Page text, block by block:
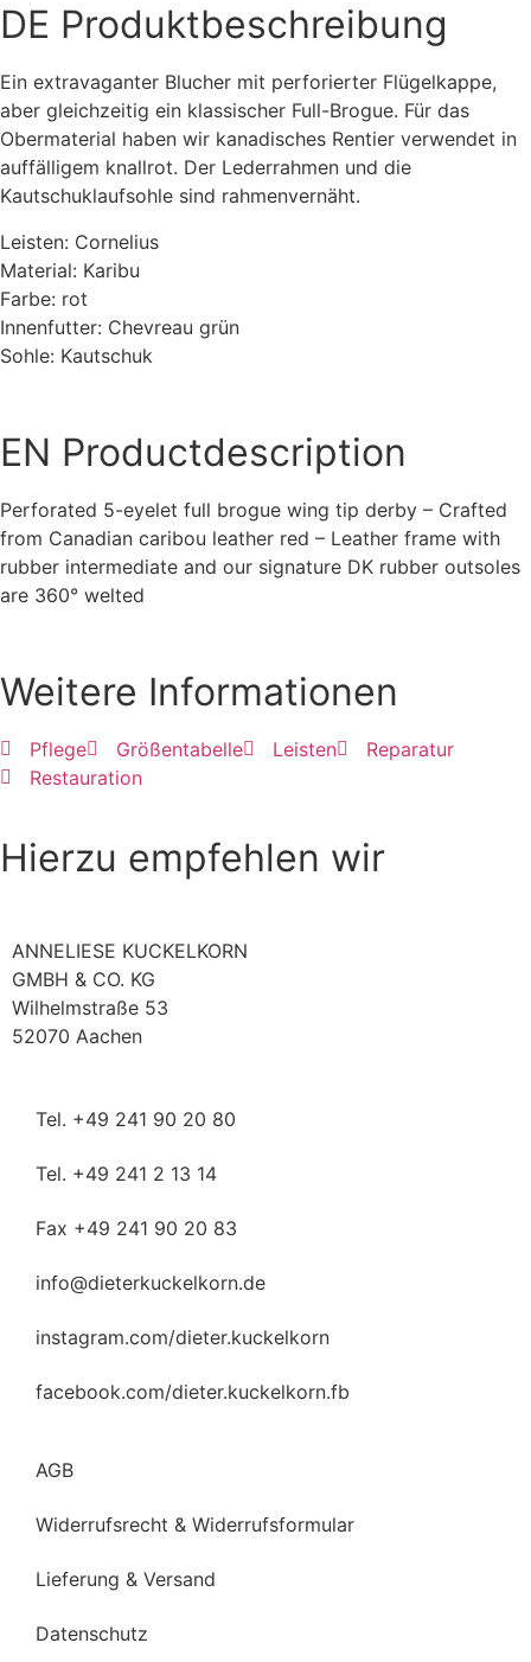
DE Produktbeschreibung
Ein extravaganter Blucher mit perforierter Flügelkappe,
aber gleichzeitig ein klassischer Full-Brogue. Für das
Obermaterial haben wir kanadisches Rentier verwendet in
auffälligem knallrot. Der Lederrahmen und die
Kautschuklaufsohle sind rahmenvernäht.
Leisten: Cornelius
Material: Karibu
Farbe: rot
Innenfutter: Chevreau grün
Sohle: Kautschuk
EN Productdescription
Perforated 5-eyelet full brogue wing tip derby – Crafted
from Canadian caribou leather red – Leather frame with
rubber intermediate and our signature DK rubber outsoles
are 360° welted
Weitere Informationen
Pflege Größentabelle Leisten
Reparatur
Restauration
Hierzu empfehlen wir
ANNELIESE KUCKELKORN
GMBH & CO. KG
Wilhelmstraße 53
52070 Aachen
Tel. +49 241 90 20 80
Tel. +49 241 2 13 14
Fax +49 241 90 20 83
info@dieterkuckelkorn.de
instagram.com/dieter.kuckelkorn
facebook.com/dieter.kuckelkorn.fb
AGB
Widerrufsrecht & Widerrufsformular
Lieferung & Versand
Datenschutz